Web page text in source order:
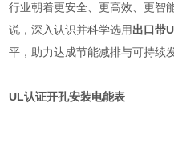
行业朝着更安全、更高效、更智
说，深入认识并科学选用出口带
平，助力达成节能减排与可持续
UL认证开孔安装电能表